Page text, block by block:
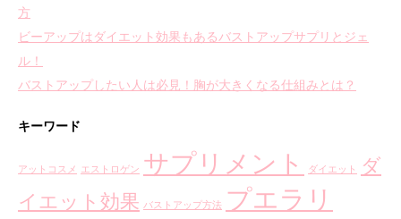
方
ビーアップはダイエット効果もあるバストアップサプリとジェ
ル！
バストアップしたい人は必見！胸が大きくなる仕組みとは？
キーワード
アットコスメ エストロゲン サプリメント ダイエット
ダ
イエット効果 バストアップ方法 プエラリ